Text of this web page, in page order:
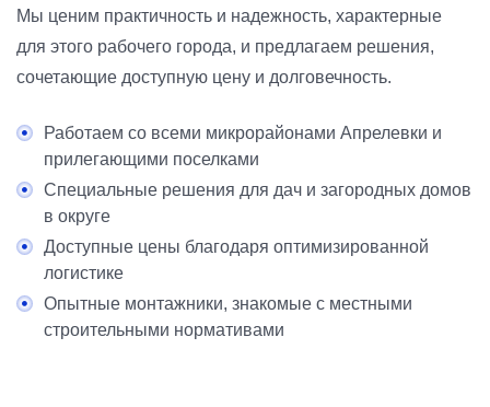
Мы ценим практичность и надежность, характерные
для этого рабочего города, и предлагаем решения,
сочетающие доступную цену и долговечность.
Работаем со всеми микрорайонами Апрелевки и
прилегающими поселками
Специальные решения для дач и загородных домов
в округе
Доступные цены благодаря оптимизированной
логистике
Опытные монтажники, знакомые с местными
строительными нормативами